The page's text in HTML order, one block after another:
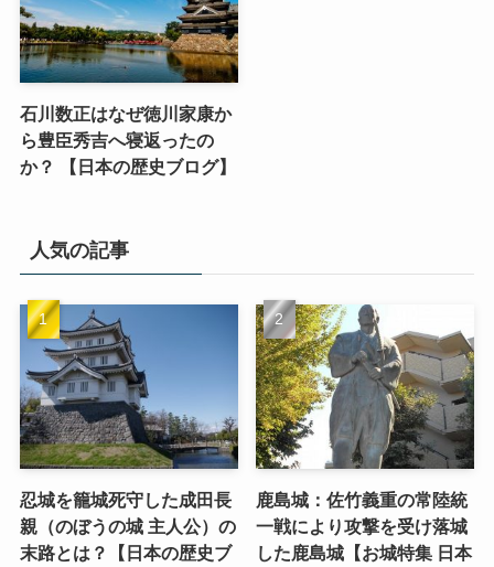
石川数正はなぜ徳川家康か
ら豊臣秀吉へ寝返ったの
か？ 【日本の歴史ブログ】
人気の記事
忍城を籠城死守した成田長
親（のぼうの城 主人公）の
末路とは？【日本の歴史ブ
鹿島城：佐竹義重の常陸統
一戦により攻撃を受け落城
した鹿島城【お城特集 日本